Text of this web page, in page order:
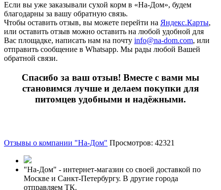
Если вы уже заказывали сухой корм в «На-Дом», будем
благодарны за вашу обратную связь.
Чтобы оставить отзыв, вы можете перейти на Яндекс.Карты,
или оставить отзыв можно оставить на любой удобной для
Вас площадке, написать нам на почту info@na-dom.com, или
отправить сообщение в Whatsapp. Мы рады любой Вашей
обратной связи.
Спасибо за ваш отзыв! Вместе с вами мы
становимся лучше и делаем покупки для
питомцев удобными и надёжными.
Отзывы о компании "На-Дом" Просмотров: 42321
"На-Дом" - интернет-магазин со своей доставкой по
Москве и Санкт-Петербургу. В другие города
отправляем ТК.